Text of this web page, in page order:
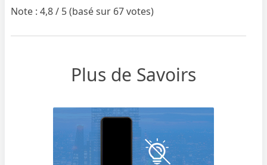
Note : 4,8 / 5 (basé sur 67 votes)
Plus de Savoirs